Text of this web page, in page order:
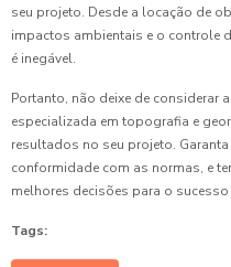
seu projeto. Desde a locação de
impactos ambientais e o controle
é inegável.
Portanto, não deixe de considerar
especializada em topografia e
resultados no seu projeto.
conformidade com as normas, e
melhores decisões para o
Tags: